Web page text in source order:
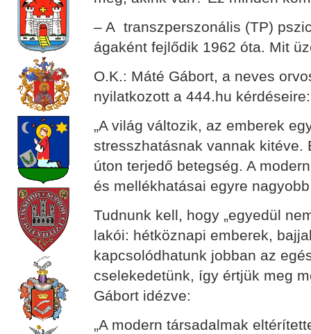
– A transzperszonális (TP)
ágaként fejlődik 1962 óta. Mit
O.K.: Máté Gábort, a neves
nyilatkozott a 444.hu kérdéseire:
„A világ változik, az emberek
stresszhatásnak vannak kitéve.
úton terjedő betegség. A
és mellékhatásai egyre
Tudnunk kell, hogy „egyedül
lakói: hétköznapi emberek,
kapcsolódhatunk jobban az
cselekedetünk, így értjük meg
Gábort idézve:
„A modern társadalmak